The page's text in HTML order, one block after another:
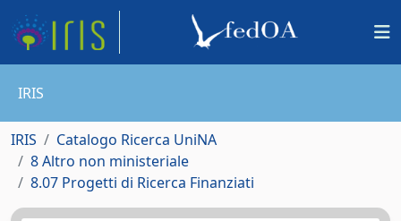
IRIS
IRIS
Catalogo Ricerca UniNA
8 Altro non ministeriale
8.07 Progetti di Ricerca Finanziati